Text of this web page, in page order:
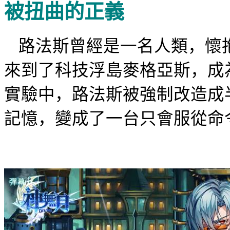
被扭曲的正義
路法斯曾經是一名人類，
來到了科技浮島麥格亞斯，
實驗中，路法斯被強制改造
記憶，變成了一台只會服從